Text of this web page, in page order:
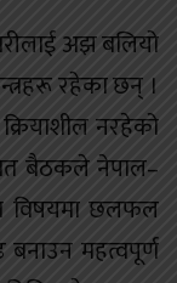
अझ बलियो
रहेका छन् ।
नरहेको
बैठकले नेपाल–
विषयमा छलफल
महत्वपूर्ण